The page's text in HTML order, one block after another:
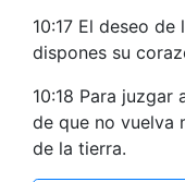
10:17 El deseo
dispones su
10:18 Para
de que no vuelva
de la tierra.